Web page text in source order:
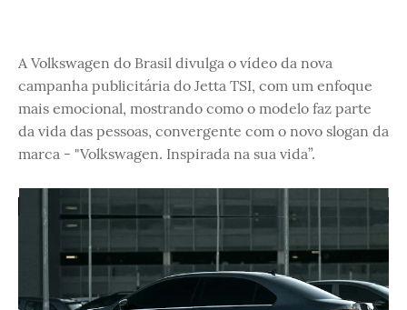
A Volkswagen do Brasil divulga o vídeo da nova
campanha publicitária do Jetta TSI, com um enfoque
mais emocional, mostrando como o modelo faz parte
da vida das pessoas, convergente com o novo slogan da
marca - "Volkswagen. Inspirada na sua vida”.